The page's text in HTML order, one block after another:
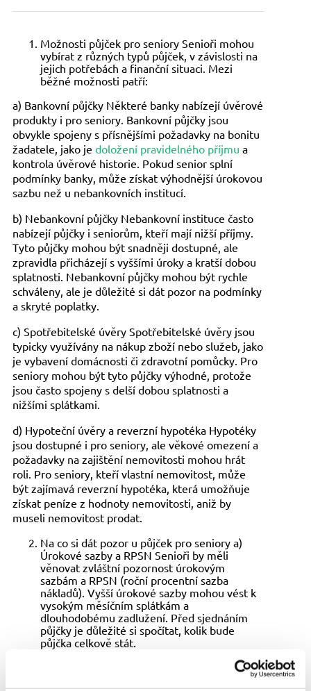
Možnosti půjček pro seniory Senioři mohou
vybírat z různých typů půjček, v závislosti na
jejich potřebách a finanční situaci. Mezi
běžné možnosti patří:
a) Bankovní půjčky Některé banky nabízejí úvěrové
produkty i pro seniory. Bankovní půjčky jsou
obvykle spojeny s přísnějšími požadavky na bonitu
žadatele, jako je doložení pravidelného příjmu a
kontrola úvěrové historie. Pokud senior splní
podmínky banky, může získat výhodnější úrokovou
sazbu než u nebankovních institucí.
b) Nebankovní půjčky Nebankovní instituce často
nabízejí půjčky i seniorům, kteří mají nižší příjmy.
Tyto půjčky mohou být snadněji dostupné, ale
zpravidla přicházejí s vyššími úroky a kratší dobou
splatnosti. Nebankovní půjčky mohou být rychle
schváleny, ale je důležité si dát pozor na podmínky
a skryté poplatky.
c) Spotřebitelské úvěry Spotřebitelské úvěry jsou
typicky využívány na nákup zboží nebo služeb, jako
je vybavení domácnosti či zdravotní pomůcky. Pro
seniory mohou být tyto půjčky výhodné, protože
jsou často spojeny s delší dobou splatnosti a
nižšími splátkami.
d) Hypoteční úvěry a reverzní hypotéka Hypotéky
jsou dostupné i pro seniory, ale věkové omezení a
požadavky na zajištění nemovitosti mohou hrát
roli. Pro seniory, kteří vlastní nemovitost, může
být zajímavá reverzní hypotéka, která umožňuje
získat peníze z hodnoty nemovitosti, aniž by
museli nemovitost prodat.
Na co si dát pozor u půjček pro seniory a)
Úrokové sazby a RPSN Senioři by měli
věnovat zvláštní pozornost úrokovým
sazbám a RPSN (roční procentní sazba
nákladů). Vyšší úrokové sazby mohou vést k
vysokým měsíčním splátkám a
dlouhodobému zadlužení. Před sjednáním
půjčky je důležité si spočítat, kolik bude
půjčka celkově stát.